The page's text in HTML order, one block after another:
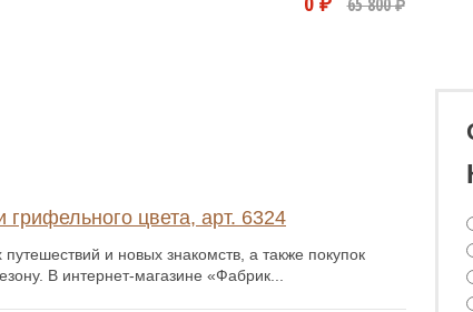
грифельного цвета, арт. 6324
и новых знакомств, а также покупок
В интернет-магазине «Фабрик...